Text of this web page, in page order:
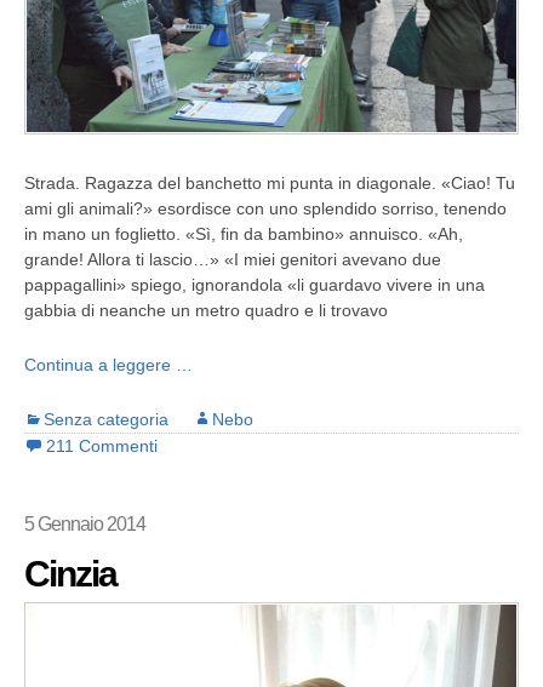
Strada. Ragazza del banchetto mi punta in diagonale. «Ciao! Tu
ami gli animali?» esordisce con uno splendido sorriso, tenendo
in mano un foglietto. «Sì, fin da bambino» annuisco. «Ah,
grande! Allora ti lascio…» «I miei genitori avevano due
pappagallini» spiego, ignorandola «li guardavo vivere in una
gabbia di neanche un metro quadro e li trovavo
Continua a leggere …
Senza categoria
Nebo
211 Commenti
5 Gennaio 2014
Cinzia